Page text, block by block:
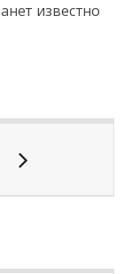
известно